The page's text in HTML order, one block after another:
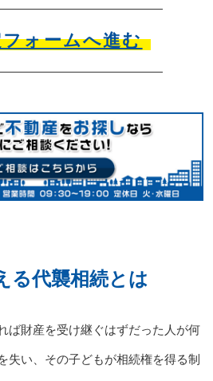
ォームへ進む
る代襲相続とは
ば財産を受け継ぐはずだった人が何
失い、その子どもが相続権を得る制